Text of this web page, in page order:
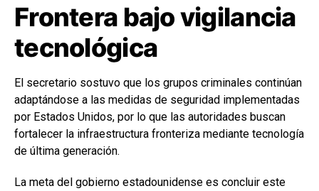
Frontera bajo vigilancia
tecnológica
El secretario sostuvo que los grupos criminales continúan
adaptándose a las medidas de seguridad implementadas
por Estados Unidos, por lo que las autoridades buscan
fortalecer la infraestructura fronteriza mediante tecnología
de última generación.
La meta del gobierno estadounidense es concluir este